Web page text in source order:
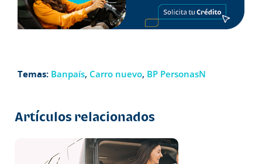
Temas: Banpaís, Carro nuevo, BP PersonasN
Artículos relacionados